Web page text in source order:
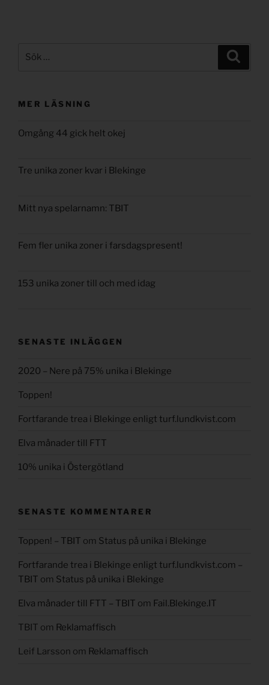
MER LÄSNING
Omgång 44 gick helt okej
Tre unika zoner kvar i Blekinge
Mitt nya spelarnamn: TBIT
Fem fler unika zoner i farsdagspresent!
153 unika zoner till och med idag
SENASTE INLÄGGEN
2020 – Nere på 75% unika i Blekinge
Toppen!
Fortfarande trea i Blekinge enligt turf.lundkvist.com
Elva månader till FTT
10% unika i Östergötland
SENASTE KOMMENTARER
Toppen! – TBIT om Status på unika i Blekinge
Fortfarande trea i Blekinge enligt turf.lundkvist.com –
TBIT om Status på unika i Blekinge
Elva månader till FTT – TBIT om Fail.Blekinge.IT
TBIT om Reklamaffisch
Leif Larsson om Reklamaffisch